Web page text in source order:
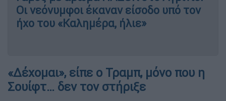
Οι νεόνυμφοι έκαναν είσοδο υπό τον
ήχο του «Καλημέρα, ήλιε»
«Δέχομαι», είπε ο Τραμπ, μόνο που η
Σουίφτ… δεν τον στήριξε